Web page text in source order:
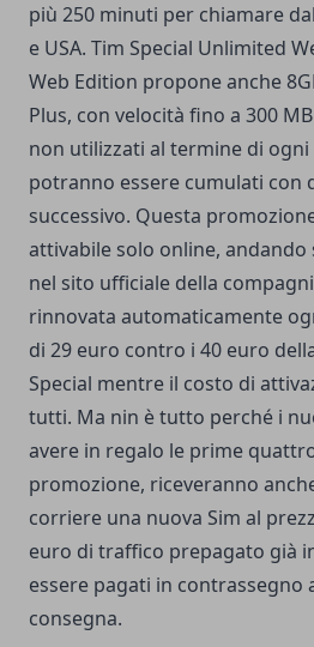
più 250 minuti per chiamare
e USA. Tim Special Unlimited
Web Edition propone anche
Plus, con velocità fino a 300
non utilizzati al termine di
potranno essere cumulati con
successivo. Questa
attivabile solo online, andando
nel sito ufficiale della
rinnovata automaticamente
di 29 euro contro i 40 euro
Special mentre il costo di
tutti. Ma nin è tutto perché i
avere in regalo le prime
promozione, riceveranno
corriere una nuova Sim al
euro di traffico prepagato già
essere pagati in contrassegno
consegna.